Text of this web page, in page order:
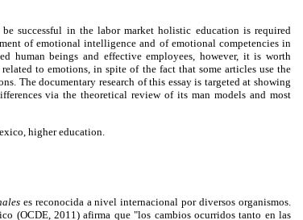
successful in the labor market holistic education is required
of emotional intelligence and of emotional competencies in
beings and effective employees, however, it is worth
to emotions, in spite of the fact that some articles use the
The documentary research of this essay is targeted at showing
via the theoretical review of its man models and most
higher education.
es reconocida a nivel internacional por diversos organismos.
(OCDE, 2011) afirma que "los cambios ocurridos tanto en las